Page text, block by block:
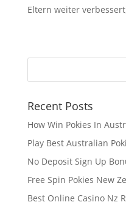
Eltern weiter
Recent Posts
How Win Pokies In
Play Best Australian
No Deposit Sign Up
Free Spin Pokies New
Best Online Casino Nz